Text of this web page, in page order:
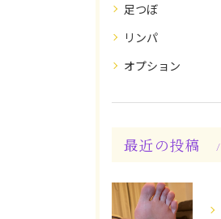
足つぼ
リンパ
オプション
最近の投稿